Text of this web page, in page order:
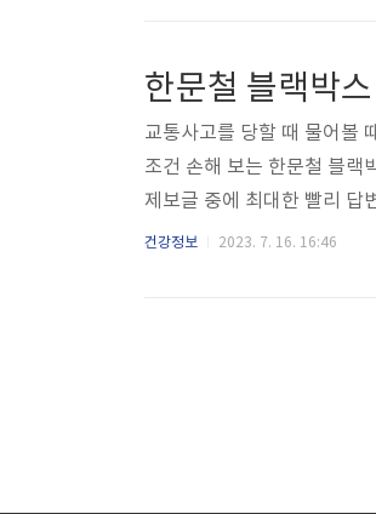
친환경 제품이다 보니 최근에
한문철 블랙박
교통사고를 당할 때 물어볼
조건 손해 보는 한문철 블랙
제보글 중에 최대한 빨리 답
라면 모르면 무조건 손해
문 변호사이신 한문철 변호
생 1번 있을까 말까 한 기상
건강정보 2023. 7. 16. 16:46